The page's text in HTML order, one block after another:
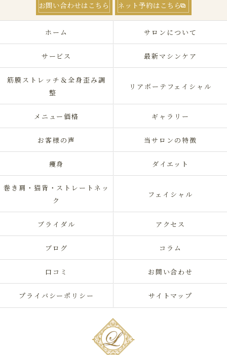
お問い合わせはこちら ネット予約はこちら
ホーム サロンについて
サービス 最新マシンケア
筋膜ストレッチ＆全身歪み調
整
リアボーテフェイシャル
メニュー価格 ギャラリー
お客様の声 当サロンの特徴
痩身 ダイエット
巻き肩・猫背・ストレートネッ
ク
フェイシャル
ブライダル アクセス
ブログ コラム
口コミ お問い合わせ
プライバシーポリシー サイトマップ